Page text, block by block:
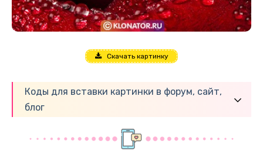
Скачать картинку
Коды для вставки картинки в форум, сайт,
блог